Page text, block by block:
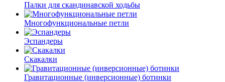
Палки для скандинавской ходьбы
Многофункциональные петли
Эспандеры
Скакалки
Гравитационные (инверсионные) ботинки